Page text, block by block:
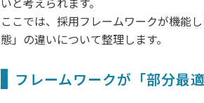
ここでは、採用フレームワークが機能
態」の違いについて整理します。
フレームワークが「部分最